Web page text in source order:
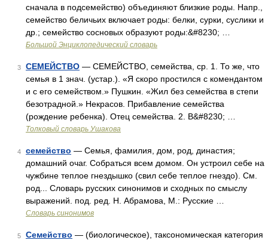
сначала в подсемейство) объединяют близкие роды. Напр.,
семейство беличьих включает роды: белки, сурки, суслики и
др.; семейство сосновых образуют роды:&#8230; …
Большой Энциклопедический словарь
3 СЕМЕЙСТВО — СЕМЕЙСТВО, семейства, ср. 1. То же, что
семья в 1 знач. (устар.). «Я скоро простился с комендантом
и с его семейством.» Пушкин. «Жил без семейства в степи
безотрадной.» Некрасов. Прибавление семейства
(рождение ребенка). Отец семейства. 2. В&#8230; …
Толковый словарь Ушакова
4 семейство — Семья, фамилия, дом, род, династия;
домашний очаг. Собраться всем домом. Он устроил себе на
чужбине теплое гнездышко (свил себе теплое гнездо). См.
род... Словарь русских синонимов и сходных по смыслу
выражений. под. ред. Н. Абрамова, М.: Русские …
Словарь синонимов
5 Семейство — (биологическое), таксономическая категория